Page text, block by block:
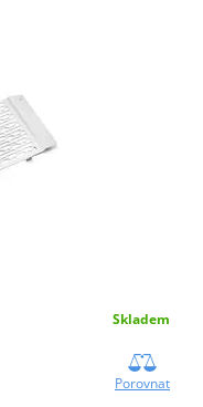
Skladem
Porovnat